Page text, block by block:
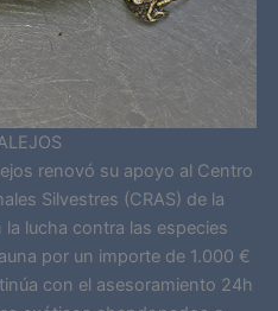
renovó su apoyo al Centro
Silvestres (CRAS) de la
lucha contra las especies
por un importe de 1.000 €
con el asesoramiento 24h